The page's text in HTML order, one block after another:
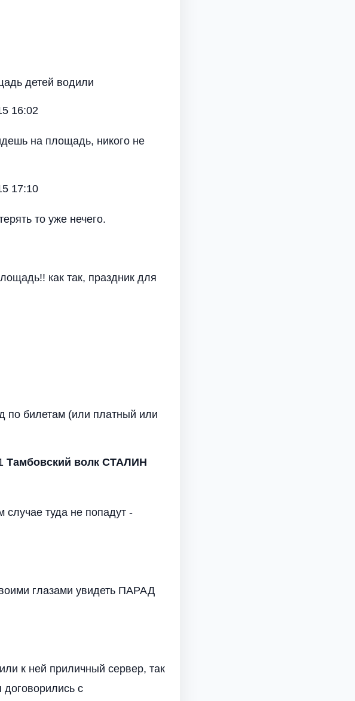
детей водили
16:02
на площадь, никого не
17:10
то уже нечего.
как так, праздник для
по билетам (или платный или
Тамбовский волк СТАЛИН
туда не попадут -
глазами увидеть ПАРАД
к ней приличный сервер, так
с